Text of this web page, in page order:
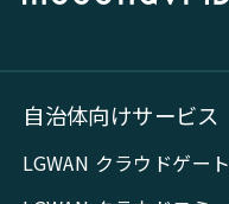
自治体向けサービス
LGWAN クラウドゲー